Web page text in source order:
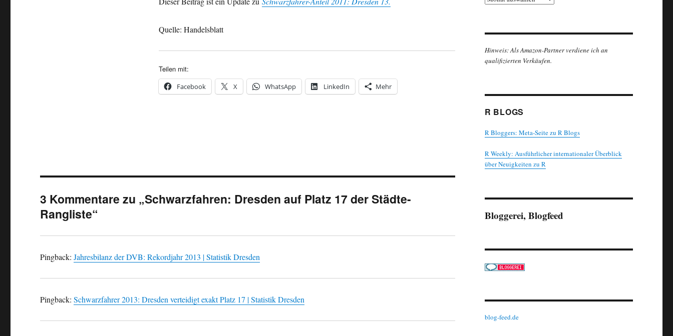
Quelle: Handelsblatt
Teilen mit:
Facebook X WhatsApp LinkedIn Mehr
3 Kommentare zu „Schwarzfahren: Dresden auf Platz 17 der Städte-
Rangliste“
Pingback:Jahresbilanz der DVB: Rekordjahr 2013 | Statistik Dresden
Pingback:Schwarzfahrer 2013: Dresden verteidigt exakt Platz 17 | Statistik Dresden
Hinweis: Als Amazon-Partner verdiene ich an
qualifizierten Verkäufen.
R BLOGS
R Bloggers: Meta-Seite zu R Blogs
R Weekly: Ausführlicher internationaler Überblick
über Neuigkeiten zu R
Bloggerei, Blogfeed
blog-feed.de